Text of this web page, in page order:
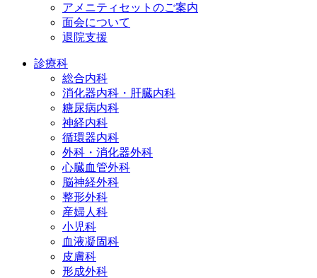
アメニティセットのご案内
面会について
退院支援
診療科
総合内科
消化器内科・肝臓内科
糖尿病内科
神経内科
循環器内科
外科・消化器外科
心臓血管外科
脳神経外科
整形外科
産婦人科
小児科
血液凝固科
皮膚科
形成外科